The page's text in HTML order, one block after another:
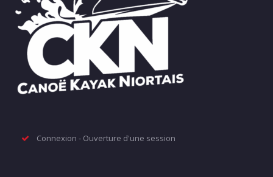
Connexion - Ouverture d'une session